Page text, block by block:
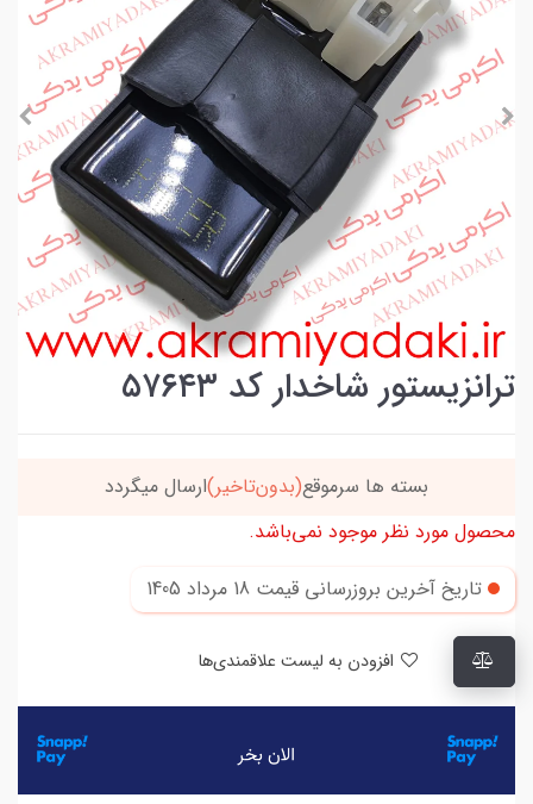
ترانزیستور شاخدار کد ۵۷۶۴۳
بسته ها سرموقع(بدون‌تاخیر)ارسال میگردد
محصول مورد نظر موجود نمی‌باشد.
تاریخ آخرین بروزرسانی قیمت 18 مرداد 1405